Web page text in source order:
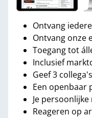
Ontvang
Ontvang onze
Toegang tot
Inclusief
Geef 3
Een openbaar
Je
Reageren op